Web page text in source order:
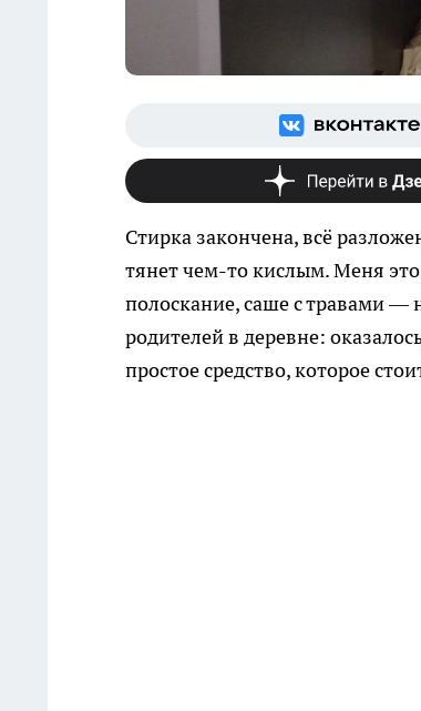
Стирка закончена, всё
тянет чем-то кислым. Меня
полоскание, саше с травами —
родителей в деревне:
простое средство, которое